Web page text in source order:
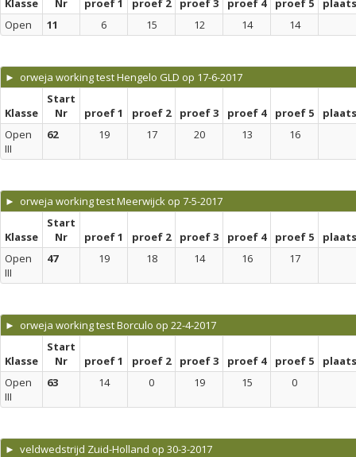
Klasse
Nr
proef 1 proef 2 proef 3 proef 4 proef 5
Open
11 6 15 12 14 14
► orweja working test Hengelo GLD op 17-6-2017
Klasse
Start
Nr
proef 1 proef 2 proef 3 proef 4 proef 5
Open
III
62 19 17 20 13 16
► orweja working test Meerwijck op 7-5-2017
Klasse
Start
Nr
proef 1 proef 2 proef 3 proef 4 proef 5
Open
III
47 19 18 14 16 17
► orweja working test Borculo op 22-4-2017
Klasse
Start
Nr
proef 1 proef 2 proef 3 proef 4 proef 5
Open
III
63 14 0 19 15 0
► veldwedstrijd Zuid-Holland op 30-3-2017